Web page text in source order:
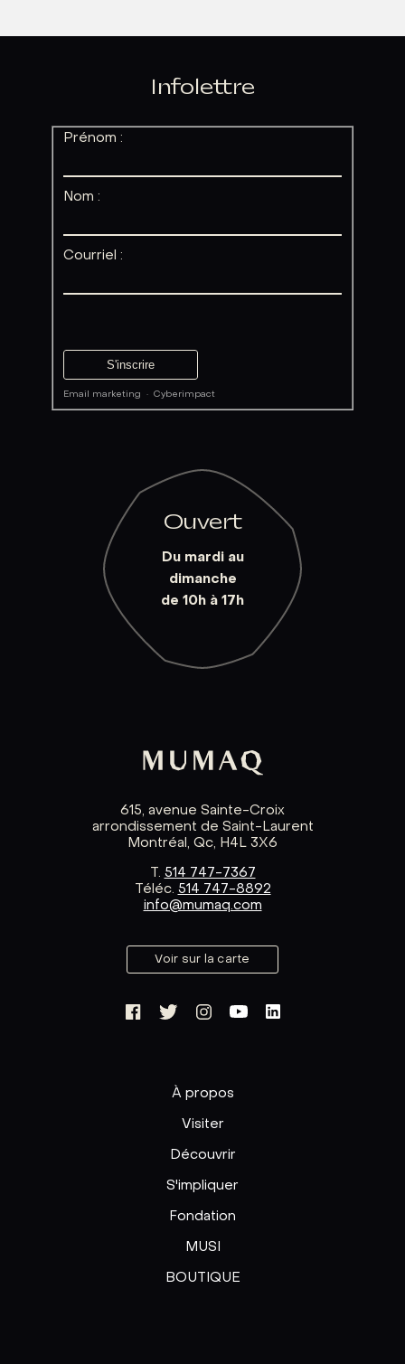
Infolettre
Prénom :
Nom :
Courriel :
Email marketing ·Cyberimpact
Ouvert
Du mardi au
dimanche
de 10h à 17h
615, avenue Sainte-Croix
arrondissement de Saint-Laurent
Montréal, Qc, H4L 3X6
T. 514 747-7367
Téléc. 514 747-8892
info@mumaq.com
Voir sur la carte
À propos
Visiter
Découvrir
S'impliquer
Fondation
MUSI
BOUTIQUE